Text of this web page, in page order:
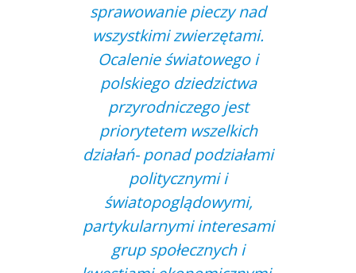
sprawowanie pieczy nad
wszystkimi zwierzętami.
Ocalenie światowego i
polskiego dziedzictwa
przyrodniczego jest
priorytetem wszelkich
działań- ponad podziałami
politycznymi i
światopoglądowymi,
partykularnymi interesami
grup społecznych i